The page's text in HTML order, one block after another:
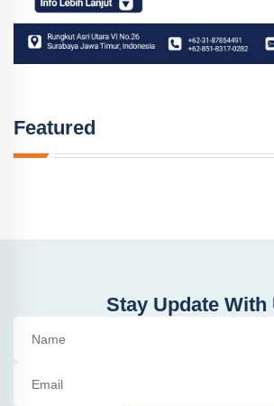
Featured
Stay Update With